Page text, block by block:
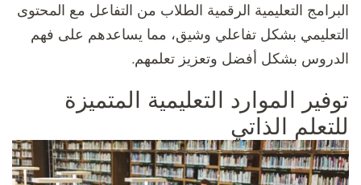
البرامج التعليمية الرقمية الطلاب من التفاعل مع المحتوى
التعليمي بشكل تفاعلي وشيق، مما يساعدهم على فهم
الدروس بشكل أفضل وتعزيز تعلمهم.
توفير الموارد التعليمية المتميزة
للتعلم الذاتي